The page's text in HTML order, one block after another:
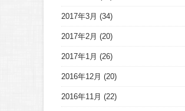
2017年3月 (34)
2017年2月 (20)
2017年1月 (26)
2016年12月 (20)
2016年11月 (22)